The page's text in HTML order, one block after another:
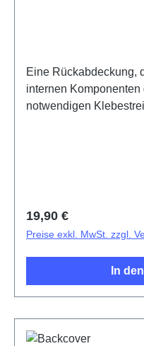
Eine Rückabdeckung,
internen
notwendigen
Regulärer Preis:
19,90 €
Preise exkl. MwSt. zzgl.
In